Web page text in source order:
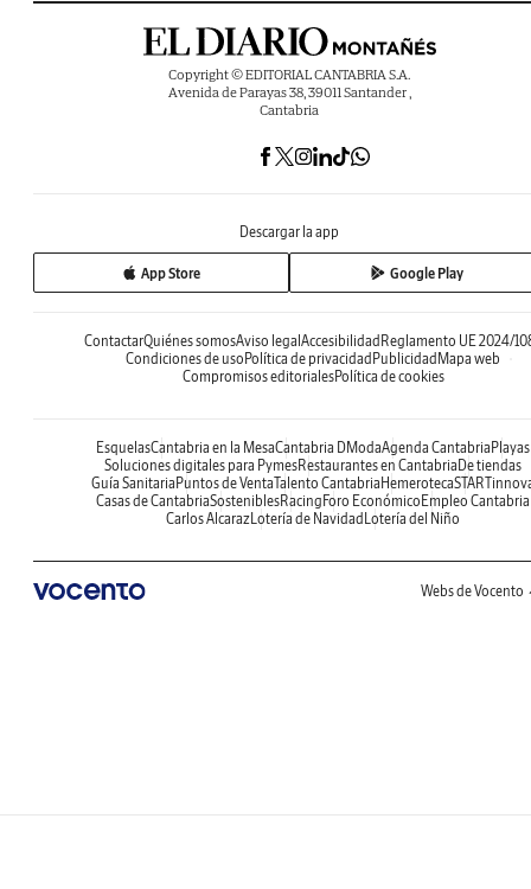
Copyright © EDITORIAL CANTABRIA S.A.
Avenida de Parayas 38, 39011 Santander ,
Cantabria
Descargar la app
App Store Google Play
ContactarQuiénes somosAviso legal Accesibilidad Reglamento UE 2024/
Condiciones de uso Política de privacidad Publicidad Mapa web
Compromisos editorialesPolítica de cookies
EsquelasCantabria en la MesaCantabria DModaAgenda Cantabria Playas
Soluciones digitales para PymesRestaurantes en Cantabria De tiendas
Guía Sanitaria Puntos de VentaTalento Cantabria Hemeroteca
Casas de CantabriaSosteniblesRacing Foro Económico Empleo Cantabria
Carlos AlcarazLotería de Navidad Lotería del Niño
Webs de Vocento